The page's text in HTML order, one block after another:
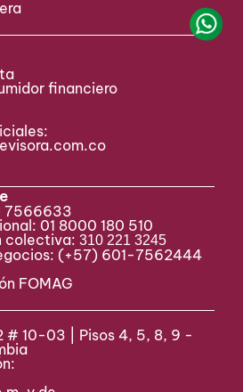
financiero
7566633
01 8000 180 510
colectiva:310 221 3245
(+57) 601-7562444
FOMAG
# 10-03 | Pisos 4, 5, 8, 9 -